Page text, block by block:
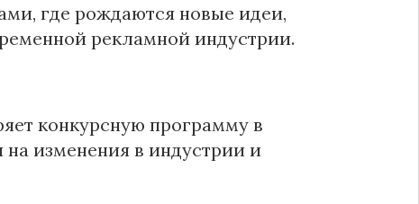
где рождаются новые идеи,
рекламной индустрии.
конкурсную программу в
на изменения в индустрии и